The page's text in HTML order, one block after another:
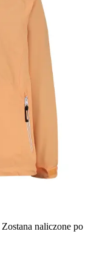
Zostana naliczone po